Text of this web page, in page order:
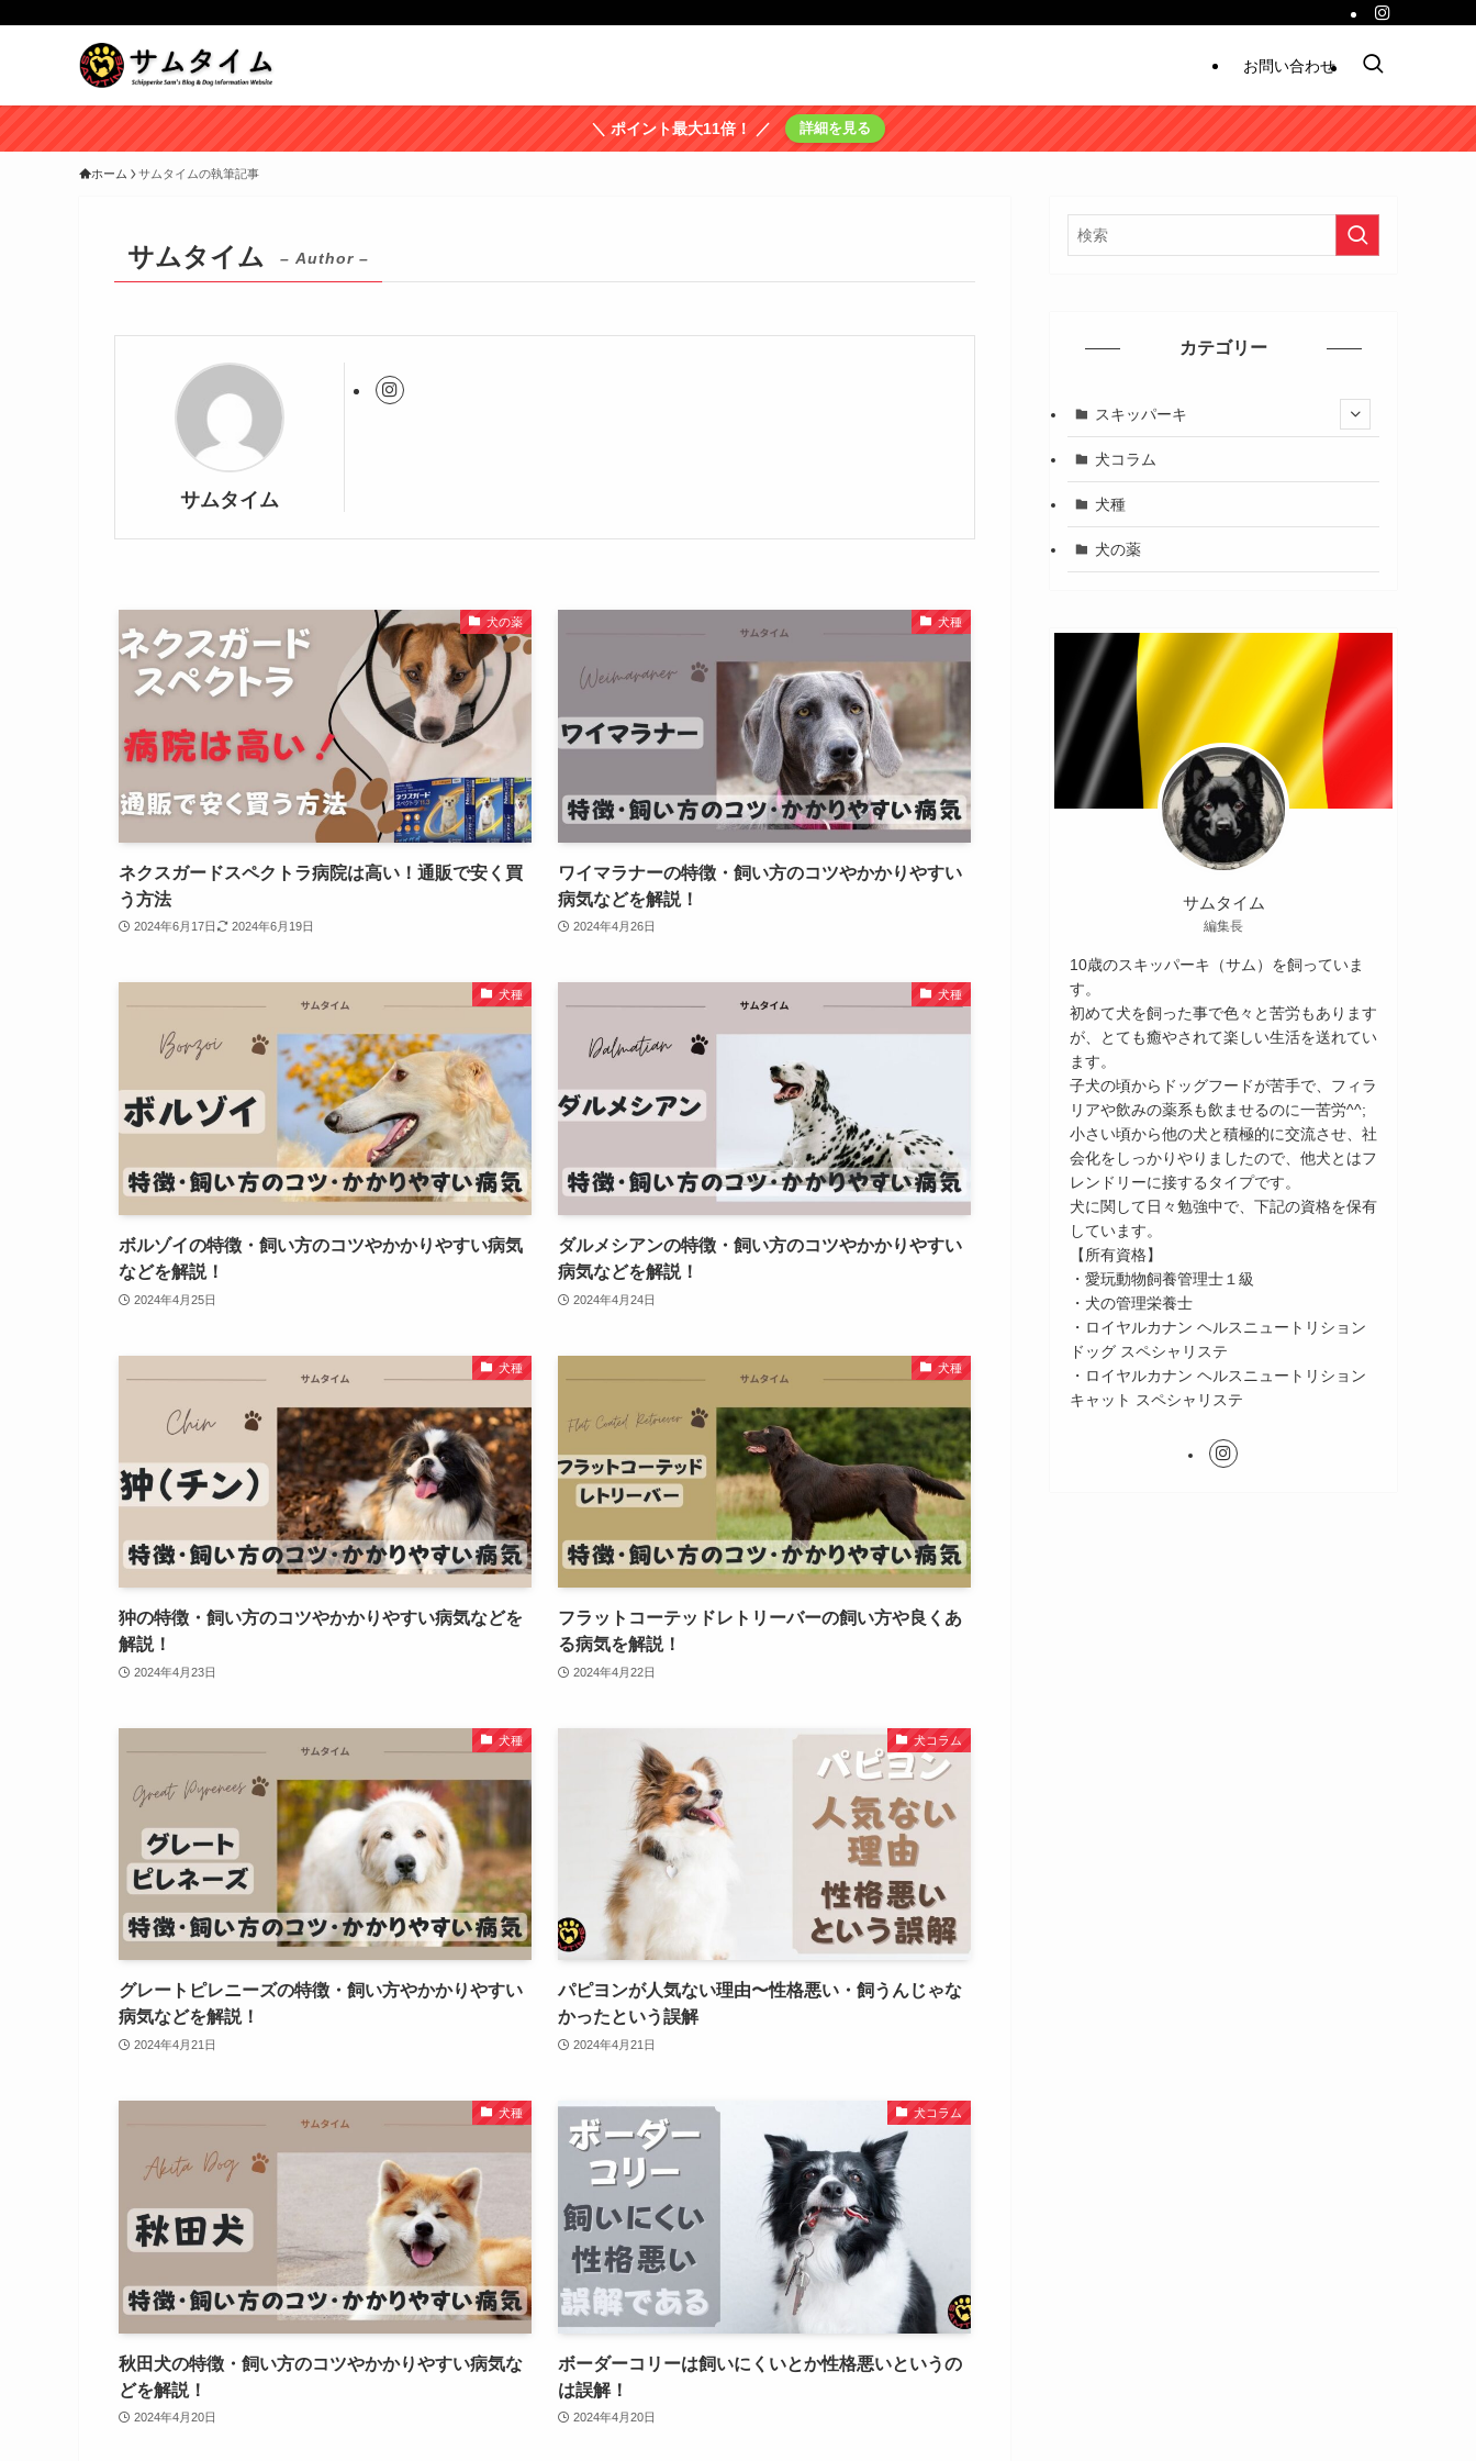
お問い合わせ
＼ ポイント最大11倍！ ／ 詳細を見る
ホーム サムタイムの執筆記事
サムタイム – Author –
サムタイム
犬の薬
ネクスガードスペクトラ病院は高い！通販で安く買
う方法
2024年6月17日 2024年6月19日
犬種
ワイマラナーの特徴・飼い方のコツやかかりやすい
病気などを解説！
2024年4月26日
犬種
ボルゾイの特徴・飼い方のコツやかかりやすい病気
などを解説！
2024年4月25日
犬種
ダルメシアンの特徴・飼い方のコツやかかりやすい
病気などを解説！
2024年4月24日
犬種
狆の特徴・飼い方のコツやかかりやすい病気などを
解説！
2024年4月23日
犬種
フラットコーテッドレトリーバーの飼い方や良くあ
る病気を解説！
2024年4月22日
犬種
グレートピレニーズの特徴・飼い方やかかりやすい
病気などを解説！
2024年4月21日
犬コラム
パピヨンが人気ない理由〜性格悪い・飼うんじゃな
かったという誤解
2024年4月21日
犬種
秋田犬の特徴・飼い方のコツやかかりやすい病気な
どを解説！
2024年4月20日
犬コラム
ボーダーコリーは飼いにくいとか性格悪いというの
は誤解！
2024年4月20日
カテゴリー
スキッパーキ
犬コラム
犬種
犬の薬
サムタイム
編集長
10歳のスキッパーキ（サム）を飼っていま
す。
初めて犬を飼った事で色々と苦労もあります
が、とても癒やされて楽しい生活を送れてい
ます。
子犬の頃からドッグフードが苦手で、フィラ
リアや飲みの薬系も飲ませるのに一苦労^^;
小さい頃から他の犬と積極的に交流させ、社
会化をしっかりやりましたので、他犬とはフ
レンドリーに接するタイプです。
犬に関して日々勉強中で、下記の資格を保有
しています。
【所有資格】
・愛玩動物飼養管理士１級
・犬の管理栄養士
・ロイヤルカナン ヘルスニュートリション
ドッグ スペシャリステ
・ロイヤルカナン ヘルスニュートリション
キャット スペシャリステ